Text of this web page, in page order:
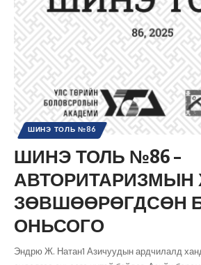
ШИНЭ ТОЛЬ №86
ШИНЭ ТОЛЬ №86 –
АВТОРИТАРИЗМЫН
ЗӨВШӨӨРӨГДСӨН
ОНЬСОГО
Эндрю Ж. Натан1 Азичуудын ардчилалд